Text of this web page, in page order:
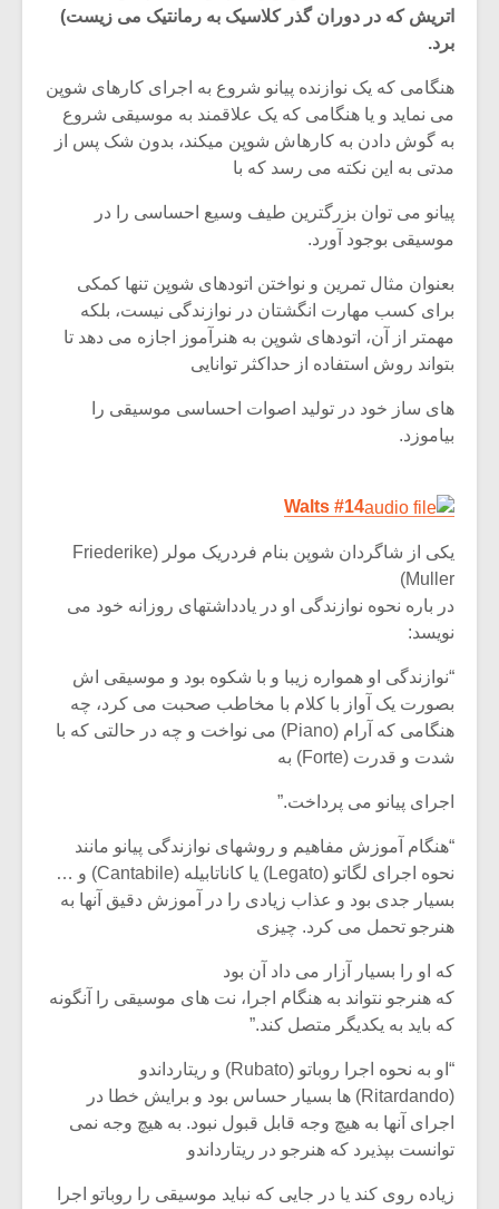
اتریش که در دوران گذر کلاسیک به رمانتیک می زیست)
برد.
هنگامی که یک نوازنده پیانو شروع به اجرای کارهای شوپن
می نماید و یا هنگامی که یک علاقمند به موسیقی شروع
به گوش دادن به کارهاش شوپن میکند، بدون شک پس از
مدتی به این نکته می رسد که با
پیانو می توان بزرگترین طیف وسیع احساسی را در
موسیقی بوجود آورد.
بعنوان مثال تمرین و نواختن اتودهای شوپن تنها کمکی
برای کسب مهارت انگشتان در نوازندگی نیست، بلکه
مهمتر از آن، اتودهای شوپن به هنرآموز اجازه می دهد تا
بتواند روش استفاده از حداکثر توانایی
های ساز خود در تولید اصوات احساسی موسیقی را
بیاموزد.
Walts #14
یکی از شاگردان شوپن بنام فردریک مولر (Friederike
Muller)
در باره نحوه نوازندگی او در یادداشتهای روزانه خود می
نویسد:
“نوازندگی او همواره زیبا و با شکوه بود و موسیقی اش
بصورت یک آواز با کلام با مخاطب صحبت می کرد، چه
هنگامی که آرام (Piano) می نواخت و چه در حالتی که با
شدت و قدرت (Forte) به
اجرای پیانو می پرداخت.”
“هنگام آموزش مفاهیم و روشهای نوازندگی پیانو مانند
نحوه اجرای لگاتو (Legato) یا کاناتابیله (Cantabile) و …
بسیار جدی بود و عذاب زیادی را در آموزش دقیق آنها به
هنرجو تحمل می کرد. چیزی
که او را بسیار آزار می داد آن بود
که هنرجو نتواند به هنگام اجرا، نت های موسیقی را آنگونه
که باید به یکدیگر متصل کند.”
“او به نحوه اجرا روباتو (Rubato) و ریتارداندو
(Ritardando) ها بسیار حساس بود و برایش خطا در
اجرای آنها به هیچ وجه قابل قبول نبود. به هیچ وجه نمی
توانست بپذیرد که هنرجو در ریتارداندو
زیاده روی کند یا در جایی که نباید موسیقی را روباتو اجرا
یادداشتی بر موسیقی
شیش و نیم»
اگر نمی توانی
سکانسی